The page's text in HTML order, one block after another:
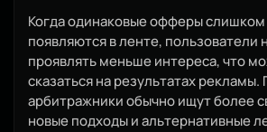
Когда одинаковые офферы слишком
появляются в ленте, пользователи
проявлять меньше интереса, что
сказаться на результатах
арбитражники обычно ищут более
новые подходы и альтернативные